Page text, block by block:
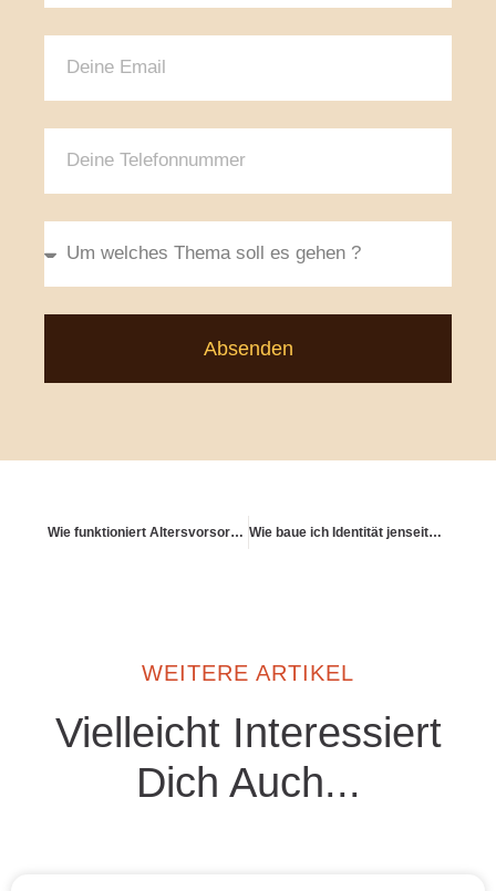
Absenden
Wie funktioniert Altersvorsorge über Sachwerte? Wie baue ich Identität jenseits von Beruf auf?
WEITERE ARTIKEL
Vielleicht Interessiert
Dich Auch...